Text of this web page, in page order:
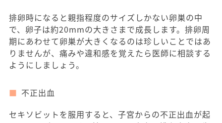
排卵時になると親指程度のサイズしかない卵巣の中
で、卵子は約20mmの大きさまで成長します。排卵周
期にあわせて卵巣が大きくなるのは珍しいことではあ
りませんが、痛みや違和感を覚えたら医師に相談する
ようにしましょう。
不正出血
セキソビットを服用すると、子宮からの不正出血が起